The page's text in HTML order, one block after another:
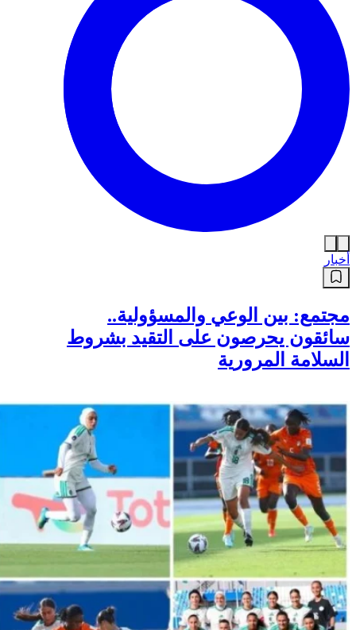
أخبار
مجتمع: بين الوعي والمسؤولية..
سائقون يحرصون على التقيد بشروط
السلامة المرورية